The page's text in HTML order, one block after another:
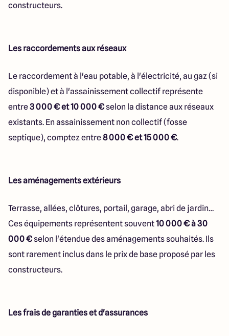
constructeurs.
Les raccordements aux réseaux
Le raccordement à l'eau potable, à l'électricité, au gaz (si
disponible) et à l'assainissement collectif représente
entre3 000 € et 10 000 €selon la distance aux réseaux
existants. En assainissement non collectif (fosse
septique), comptez entre8 000 € et 15 000 €.
Les aménagements extérieurs
Terrasse, allées, clôtures, portail, garage, abri de jardin…
Ces équipements représentent souvent10 000 € à 30
000 €selon l'étendue des aménagements souhaités. Ils
sont rarement inclus dans le prix de base proposé par les
constructeurs.
Les frais de garanties et d'assurances